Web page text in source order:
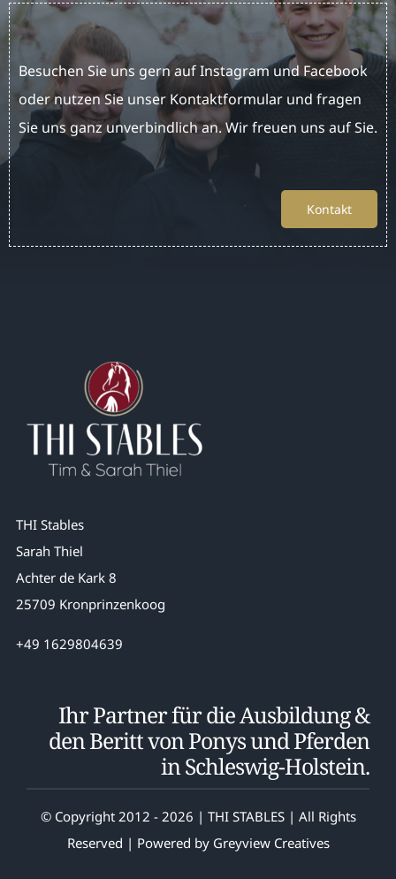
Besuchen Sie uns gern auf Instagram und Facebook
oder nutzen Sie unser Kontaktformular und fragen
Sie uns ganz unverbindlich an. Wir freuen uns auf Sie.
Kontakt
THI Stables
Sarah Thiel
Achter de Kark 8
25709 Kronprinzenkoog
+49 1629804639
Ihr Partner für die Ausbildung &
den Beritt von Ponys und Pferden
in Schleswig-Holstein.
© Copyright 2012 - 2026 | THI STABLES | All Rights
Reserved | Powered by Greyview Creatives